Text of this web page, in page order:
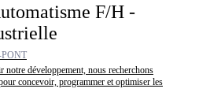
F/H -
développement, nous recherchons
concevoir, programmer et optimiser les